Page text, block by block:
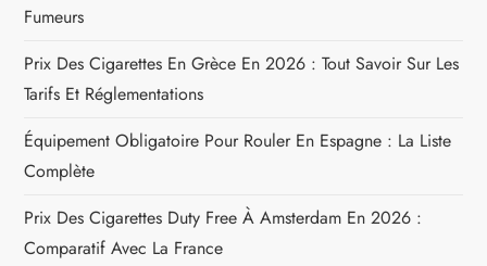
Fumeurs
Prix Des Cigarettes En Grèce En 2026 : Tout Savoir Sur Les
Tarifs Et Réglementations
Équipement Obligatoire Pour Rouler En Espagne : La Liste
Complète
Prix Des Cigarettes Duty Free À Amsterdam En 2026 :
Comparatif Avec La France